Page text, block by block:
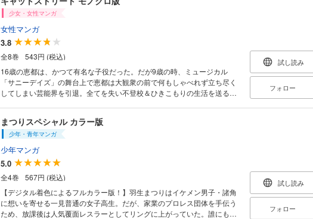
少女・女性マンガ
女性マンガ
3.8
全8巻
543円 (税込)
16歳の恵都は、かつて有名な子役だった。だが9歳の時、ミュージカル
「サニーデイズ」の舞台上で恵都は大観衆の前で何もしゃべれず立ち尽く
してしまい芸能界を引退。全てを失い不登校＆ひきこもりの生活を送る恵
試し読み
フォロー
まつりスペシャル カラー版
少年・青年マンガ
少年マンガ
5.0
全4巻
567円 (税込)
【デジタル着色によるフルカラー版！】羽生まつりはイケメン男子・諸角
に想いを寄せる一見普通の女子高生。だが、家業のプロレス団体を手伝う
ため、放課後は人気覆面レスラーとしてリングに上がっていた。誰にも知
試し読み
フォロー